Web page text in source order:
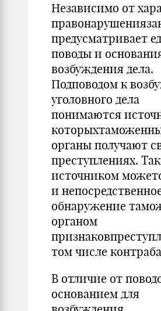
Независимо от
предусматривает
поводы и
возбужде­ния дела.
Подповодом к
уголовного дела
понимаются
органы получают
преступлениях.
источником
и
обнаружение
органом
том числе
В отличие от
основанием для